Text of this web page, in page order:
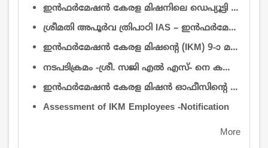
ഇൻഫർമേഷൻ കേരള മിഷനിലെ ഡെപ്യൂട്ടി ഡയറക്ടർ ഡോ. കെ. പി. നൗഫലിനെ (ആർ & ഡി) സേവനത്തിൽ നിന്ന് വിടുതൽ ചെയ്യുകയും ചുമതല കൈമാറ്റം ചെയ്യുകയും ചെയ്യുന്നതു സംബന്ധിച്ച്
ശ്രീമതി അപൂർവ ത്രിപാഠി IAS – ഇൻഫർമേഷൻ കേരള മിഷൻ എക്സിക്യൂട്ടീവ് ഡയറക്ടറായി ചുമതലയേറ്റത് – സംബന്ധിച്ച്
ഇൻഫർമേഷൻ കേരള മിഷന്റെ (IKM) 9-ാ മത് ഗവേണിംഗ് ബോഡി യോഗത്തിൽ പങ്കെടുക്കുന്ന അംഗങ്ങൾക്ക് ബാഗ്, പെൻഡ്രൈവ് നൽകുന്നതിനായി താല്പര്യമുള്ള സ്ഥാപനങ്ങളിൽ നിന്നും മത്സരസ്വഭാവമുള്ള ക്വട്ടേഷനുകൾ ക്ഷണിച്ചുകൊള്ളുന്നു.
നടപടിക്രമം -ശ്രീ. സജി എൽ എസ്- നെ കൺട്രോളർ ഓഫ് അഡ്മിനിസ്ട്രേഷൻ തസ്തികയിൽ അന്യത്ര സേവനാടിസ്ഥാനത്തിൽ - ജോലിയിൽ പ്രവേശിപ്പിച്ച് ഉത്തരവ്
ഇന്‍ഫര്‍മേഷന്‍ കേരള മിഷന്‍ ഓഫീസിൻ്റെ ആവശ്യത്തിന് 2026 ആഗസ്റ്റ് 1 മുതല്‍ കരാര്‍ അടിസ്ഥാനത്തില്‍ 2 കാറുകൾ ഓടുന്നതിന് ട്രാവല്‍ ഏജന്‍സികള്‍/വാഹന ഉടമകളില്‍ നിന്നും ക്വട്ടേഷന്‍ ക്ഷണിച്ചുകൊള്ളുന്നു
Assessment of IKM Employees -Notification
More